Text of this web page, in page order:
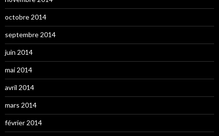
octobre 2014
septembre 2014
juin 2014
mai 2014
avril 2014
mars 2014
février 2014